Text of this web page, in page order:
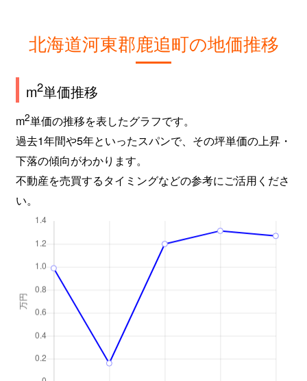
北海道河東郡鹿追町の地価推移
m2単価推移
m2単価の推移を表したグラフです。
過去1年間や5年といったスパンで、その坪単価の上昇・
下落の傾向がわかります。
不動産を売買するタイミングなどの参考にご活用くださ
い。